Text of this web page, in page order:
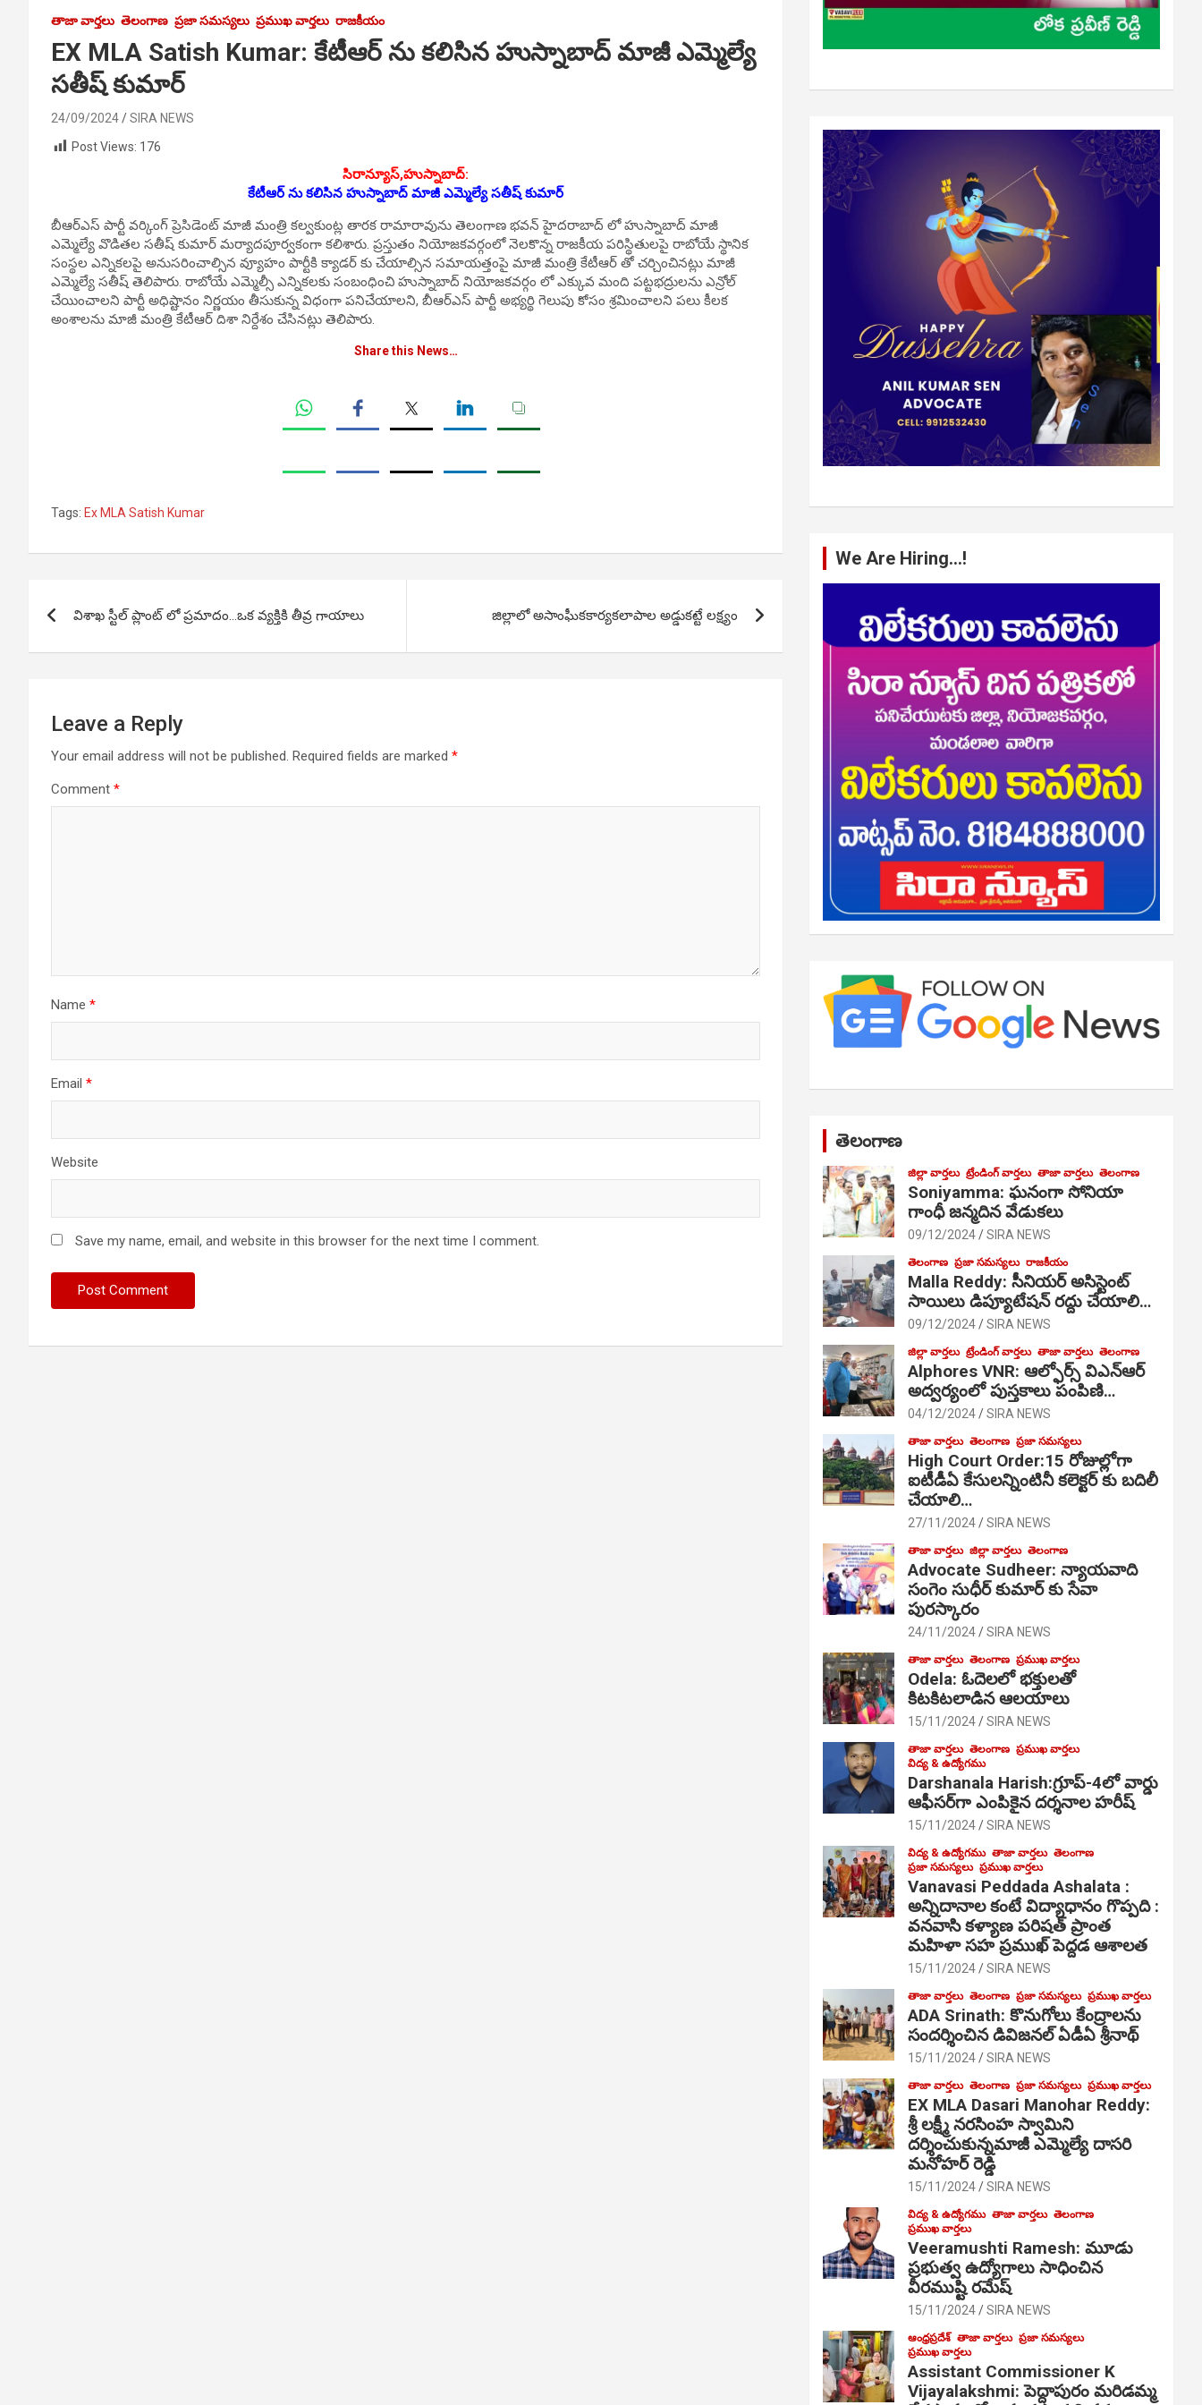
తాజా వార్తలు తెలంగాణ ప్రజా సమస్యలు ప్రముఖ వార్తలు రాజకీయం
EX MLA Satish Kumar: కేటీఆర్ ను కలిసిన హుస్నాబాద్ మాజీ ఎమ్మెల్యే
సతీష్ కుమార్
24/09/2024
SIRA NEWS
Post Views: 176
సిరాన్యూస్‌,హుస్నాబాద్:
కేటీఆర్ ను కలిసిన హుస్నాబాద్ మాజీ ఎమ్మెల్యే సతీష్ కుమార్
బీఆర్ఎస్ పార్టీ వర్కింగ్ ప్రెసిడెంట్ మాజీ మంత్రి కల్వకుంట్ల తారక రామారావును తెలంగాణ భవన్ హైదరాబాద్ లో హుస్నాబాద్ మాజీ
ఎమ్మెల్యే వొడితల సతీష్ కుమార్ మర్యాదపూర్వకంగా కలిశారు. ప్రస్తుతం నియోజకవర్గంలో నెలకొన్న రాజకీయ పరిస్థితులపై రాబోయే స్థానిక
సంస్థల ఎన్నికలపై అనుసరించాల్సిన వ్యూహం పార్టీకి క్యాడర్ కు చేయాల్సిన సమాయత్తంపై మాజీ మంత్రి కేటీఆర్ తో చర్చించినట్లు మాజీ
ఎమ్మెల్యే సతీష్ తెలిపారు. రాబోయే ఎమ్మెల్సీ ఎన్నికలకు సంబంధించి హుస్నాబాద్ నియోజకవర్గం లో ఎక్కువ మంది పట్టభద్రులను ఎన్రోల్
చేయించాలని పార్టీ అధిష్టానం నిర్ణయం తీసుకున్న విధంగా పనిచేయాలని, బీఆర్ఎస్ పార్టీ అభ్యర్థి గెలుపు కోసం శ్రమించాలని పలు కీలక
అంశాలను మాజీ మంత్రి కేటీఆర్ దిశా నిర్దేశం చేసినట్లు తెలిపారు.
Share this News…
Tags: Ex MLA Satish Kumar
navigation
విశాఖ స్టీల్ ప్లాంట్ లో ప్రమాదం…ఒక వ్యక్తికి తీవ్ర గాయాలు జిల్లాలో అసాంఘీకకార్యకలాపాల అడ్డుకట్టే లక్ష్యం
Leave a Reply
Your email address will not be published. Required fields are marked *
Comment *
Name *
Email *
Website
Save my name, email, and website in this browser for the next time I comment.
We Are Hiring…!
తెలంగాణ
జిల్లా వార్తలు ట్రేండింగ్ వార్తలు తాజా వార్తలు తెలంగాణ
Soniyamma: ఘ‌నంగా సోనియా
గాంధీ జ‌న్మ‌దిన వేడుక‌లు
09/12/2024 SIRA NEWS
తెలంగాణ ప్రజా సమస్యలు రాజకీయం
Malla Reddy: సీనియర్ అసిస్టెంట్
సాయిలు డిప్యూటేషన్ రద్దు చేయాలి…
09/12/2024 SIRA NEWS
జిల్లా వార్తలు ట్రేండింగ్ వార్తలు తాజా వార్తలు తెలంగాణ
Alphores VNR: ఆల్ఫోర్స్ విఎన్ఆర్
అద్వర్యంలో పుస్తకాలు పంపిణి…
04/12/2024 SIRA NEWS
తాజా వార్తలు తెలంగాణ ప్రజా సమస్యలు
High Court Order:15 రోజుల్లోగా
ఐటీడీఏ కేసులన్నింటినీ కలెక్టర్ కు బదిలీ
చేయాలి…
27/11/2024 SIRA NEWS
తాజా వార్తలు జిల్లా వార్తలు తెలంగాణ
Advocate Sudheer: న్యాయవాది
సంగెం సుధీర్ కుమార్ కు సేవా
పురస్కారం
24/11/2024 SIRA NEWS
తాజా వార్తలు తెలంగాణ ప్రముఖ వార్తలు
Odela: ఓదెల‌లో భక్తులతో
కిటకిటలాడిన ఆల‌యాలు
15/11/2024 SIRA NEWS
తాజా వార్తలు తెలంగాణ ప్రముఖ వార్తలు
విద్య & ఉద్యోగము
Darshanala Harish:గ్రూప్-4లో వార్డు
ఆఫీసర్‌గా ఎంపికైన దర్శనాల హరీష్
15/11/2024 SIRA NEWS
విద్య & ఉద్యోగము తాజా వార్తలు తెలంగాణ
ప్రజా సమస్యలు ప్రముఖ వార్తలు
Vanavasi Peddada Ashalata :
అన్నిదానాల కంటే విద్యాధానం గొప్పది :
వనవాసి కళ్యాణ పరిషత్ ప్రాంత
మహిళా సహ ప్రముఖ్ పెద్దడ ఆశాలత
15/11/2024 SIRA NEWS
తాజా వార్తలు తెలంగాణ ప్రజా సమస్యలు ప్రముఖ వార్తలు
ADA Srinath: కొనుగోలు కేంద్రాల‌ను
సంద‌ర్శించిన డివిజనల్ ఏడీఏ శ్రీనాథ్
15/11/2024 SIRA NEWS
తాజా వార్తలు తెలంగాణ ప్రజా సమస్యలు ప్రముఖ వార్తలు
EX MLA Dasari Manohar Reddy:
శ్రీ లక్ష్మీ నరసింహ స్వామిని
దర్శించుకున్నమాజీ ఎమ్మెల్యే దాసరి
మనోహర్ రెడ్డి
15/11/2024 SIRA NEWS
విద్య & ఉద్యోగము తాజా వార్తలు తెలంగాణ
ప్రముఖ వార్తలు
Veeramushti Ramesh: మూడు
ప్రభుత్వ ఉద్యోగాలు సాధించిన
వీరముష్టి రమేష్
15/11/2024 SIRA NEWS
ఆంధ్రప్రదేశ్ తాజా వార్తలు ప్రజా సమస్యలు
ప్రముఖ వార్తలు
Assistant Commissioner K
Vijayalakshmi: పెద్దాపురం మరిడమ్మ